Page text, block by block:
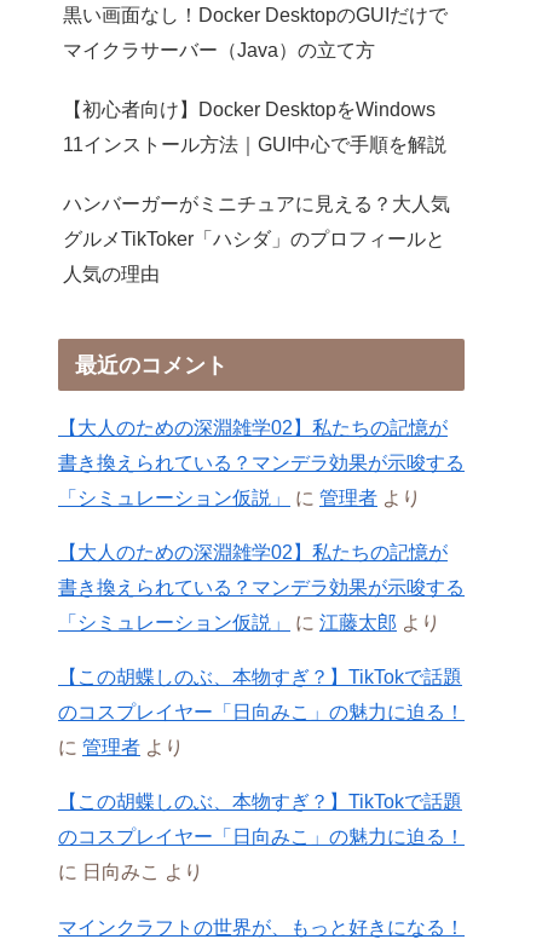
黒い画面なし！Docker DesktopのGUIだけで
マイクラサーバー（Java）の立て方
【初心者向け】Docker DesktopをWindows
11インストール方法｜GUI中心で手順を解説
ハンバーガーがミニチュアに見える？大人気
グルメTikToker「ハシダ」のプロフィールと
人気の理由
最近のコメント
【大人のための深淵雑学02】私たちの記憶が
書き換えられている？マンデラ効果が示唆する
「シミュレーション仮説」
に 管理者 より
【大人のための深淵雑学02】私たちの記憶が
書き換えられている？マンデラ効果が示唆する
「シミュレーション仮説」
に 江藤太郎 より
【この胡蝶しのぶ、本物すぎ？】TikTokで話題
のコスプレイヤー「日向みこ」の魅力に迫る！
に 管理者 より
【この胡蝶しのぶ、本物すぎ？】TikTokで話題
のコスプレイヤー「日向みこ」の魅力に迫る！
に 日向みこ より
マインクラフトの世界が、もっと好きになる！